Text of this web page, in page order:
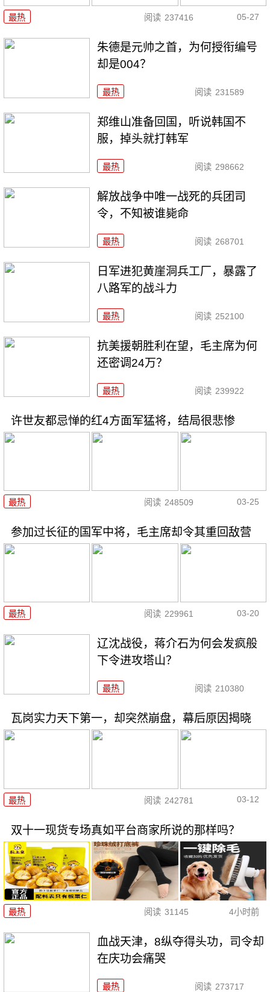
最热 阅读 237416 05-27
朱德是元帅之首，为何授衔编号
却是004？
最热 阅读 231589
郑维山准备回国，听说韩国不
服，掉头就打韩军
最热 阅读 298662
解放战争中唯一战死的兵团司
令，不知被谁毙命
最热 阅读 268701
日军进犯黄崖洞兵工厂，暴露了
八路军的战斗力
最热 阅读 252100
抗美援朝胜利在望，毛主席为何
还密调24万？
最热 阅读 239922
许世友都忌惮的红4方面军猛将，结局很悲惨
最热 阅读 248509 03-25
参加过长征的国军中将，毛主席却令其重回敌营
最热 阅读 229961 03-20
辽沈战役，蒋介石为何会发疯般
下令进攻塔山？
最热 阅读 210380
瓦岗实力天下第一，却突然崩盘，幕后原因揭晓
最热 阅读 242781 03-12
双十一现货专场真如平台商家所说的那样吗？
最热 阅读 31145 4小时前
血战天津，8纵夺得头功，司令却
在庆功会痛哭
最热 阅读 273717